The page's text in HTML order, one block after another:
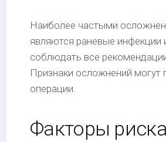
Наиболее частыми
являются раневые
соблюдать все
Признаки осложнений могут
операции.
Факторы